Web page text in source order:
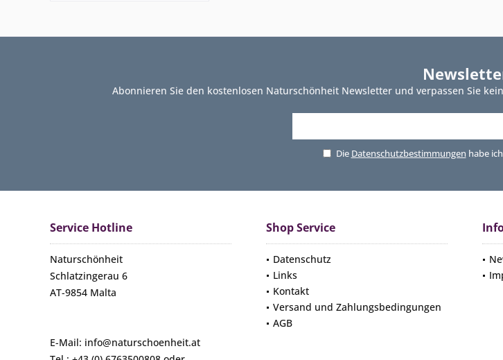
Abonnieren Sie den kostenlosen Naturschönheit Newsletter und verpassen Sie
Die Datenschutzbestimmungen habe
Service Hotline
Naturschönheit
Schlatzingerau 6
AT-9854 Malta
E-Mail: info@naturschoenheit.at
Shop Service
Datenschutz
Links
Kontakt
Versand und Zahlungsbedingungen
AGB